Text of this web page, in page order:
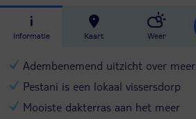
Informatie Kaart Weer
Adembenemend uitzicht over meer
Pestani is een lokaal vissersdorp
Mooiste dakterras aan het meer